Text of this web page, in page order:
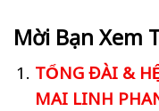
Mời Bạn Xem
TỔNG ĐÀI &
MAI LINH